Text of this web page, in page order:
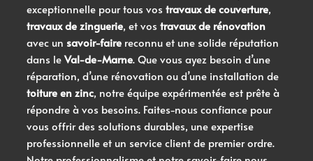
exceptionnelle pour tous vos travaux de couverture,
travaux de zinguerie, et vos travaux de rénovation
avec un savoir-faire reconnu et une solide réputation
dans leVal-de-Marne. Que vous ayez besoin d’une
réparation, d’une rénovation ou d’une installation de
toiture en zinc, notre équipe expérimentée est prête à
répondre à vos besoins. Faites-nous confiance pour
vous offrir des solutions durables, une expertise
professionnelle et un service client de premier ordre.